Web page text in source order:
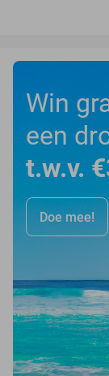
Win
een
t.w.v.
Doe mee!